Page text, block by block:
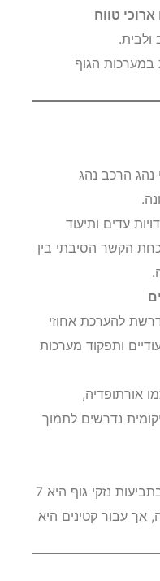
טווח
ולבית.
במערכות הגוף
נהג הרכב נהג
עדים ותיעוד
הקשר הסיבתי בין
להערכת אחוזי
ותפקוד מערכות
אורתופדיה,
נדרשים לתמוך
תקופת ההתיישנות בתביעות נזקי גוף היא 7
אך עבור קטינים היא